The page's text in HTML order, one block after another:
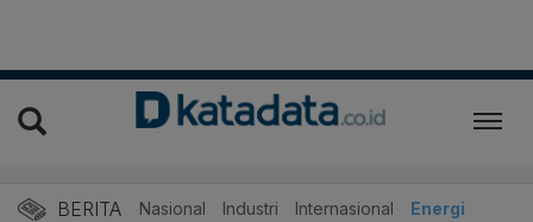
BERITA Nasional Industri Internasional Energi